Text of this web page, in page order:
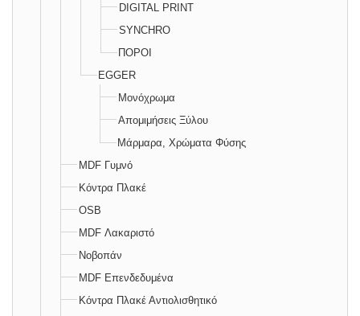
DIGITAL PRINT
SYNCHRO
ΠΟΡΟΙ
EGGER
Μονόχρωμα
Απομιμήσεις Ξύλου
Μάρμαρα, Χρώματα Φύσης
MDF Γυμνό
Κόντρα Πλακέ
OSB
MDF Λακαριστό
Νοβοπάν
MDF Επενδεδυμένα
Κόντρα Πλακέ Αντιολισθητικό